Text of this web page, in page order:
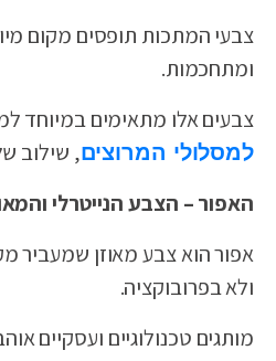
צבעי המתכות תופסים מקום
ומתחכמות.
צבעים אלו מתאימים במיוחד
למסלולי המרוצים, שילוב
האפור – הצבע הנייטרלי
אפור הוא צבע מאוזן שמעביר
ולא בפרובוקציה.
מותגים טכנולוגיים ועסקיים